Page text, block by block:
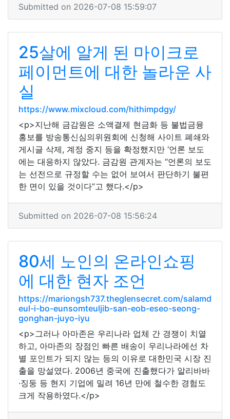
Submitted on 2026-07-08 15:59:07
25살에 알게 된 마이크로
페이먼트에 대한 놀라운 사
실
https://www.mixcloud.com/hithimpdgy/
<p>지난해 금감원은 소액결제 현금화 등 불법금융
홍보를 방송통신심의위원회에 신청해 사이트 폐쇄와
게시글 삭제, 계정 중지 등을 확정했지만 ‘언론 보도
에는 대응하지 않았다. 금감원 관계자는 “언론의 보도
는 선전으로 규정할 수는 없어 보여서 판단하기 불편
한 면이 있을 것이다”고 했다.</p>
Submitted on 2026-07-08 15:56:24
80세 노인의 온라인쇼핑
에 대한 현자 조언
https://mariongsh737.theglensecret.com/salamd
eul-i-bo-eunsomteuljib-san-eob-eseo-seong-
gonghan-juyo-iyu
<p>그러나 아마존은 우리나라 업체 간 경쟁이 치열
하고, 아마존의 장점인 빠른 배송이 우리나라에선 차
별 포인트가 되지 않는 등의 이유로 대한민국 시장 진
출을 망설였다. 2006년 중국에 진출했다가 알리바바
·징둥 등 현지 기업에 밀려 16년 만에 철수한 경험도
크게 작용하였다.</p>